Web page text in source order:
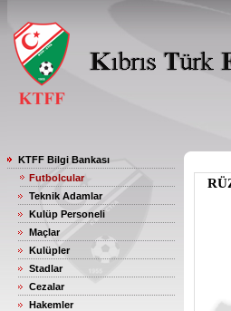
KTFF Bilgi Bankası
Futbolcular
Teknik Adamlar
Kulüp Personeli
Maçlar
Kulüpler
Stadlar
Cezalar
Hakemler